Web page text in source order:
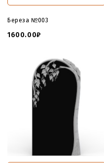
Береза №003
1600.00₽